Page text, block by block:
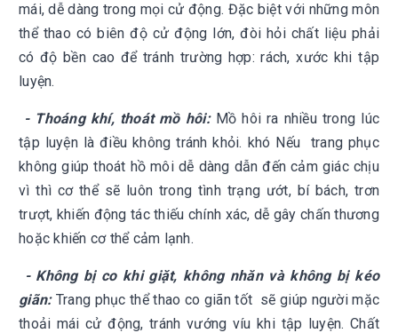
mái, dễ dàng trong mọi cử động. Đặc biệt với những môn
thể thao có biên độ cử động lớn, đòi hỏi chất liệu phải
có độ bền cao để tránh trường hợp: rách, xước khi tập
luyện.
- Thoáng khí, thoát mồ hôi: Mồ hôi ra nhiều trong lúc
tập luyện là điều không tránh khỏi. khó Nếu trang phục
không giúp thoát hồ môi dễ dàng dẫn đến cảm giác chịu
vì thì cơ thể sẽ luôn trong tình trạng ướt, bí bách, trơn
trượt, khiến động tác thiếu chính xác, dễ gây chấn thương
hoặc khiến cơ thể cảm lạnh.
- Không bị co khi giặt, không nhăn và không bị kéo
giãn:Trang phục thể thao co giãn tốt sẽ giúp người mặc
thoải mái cử động, tránh vướng víu khi tập luyện. Chất